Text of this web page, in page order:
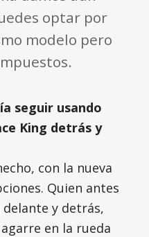
optar por
modelo pero
seguir usando
King detrás y
con la nueva
Quien antes
y detrás,
en la rueda